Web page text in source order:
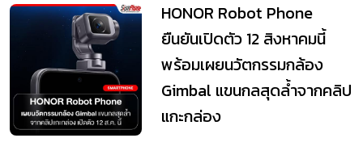
HONOR Robot Phone
ยืนยันเปิดตัว 12 สิงหาคมนี้
พร้อมเผยนวัตกรรมกล้อง
Gimbal แขนกลสุดล้ำจากคลิป
แกะกล่อง